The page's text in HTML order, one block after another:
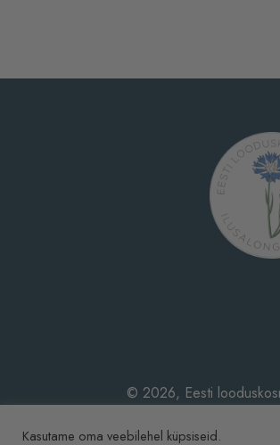
© 2026, Eesti
Kasutame oma veebilehel küpsiseid.